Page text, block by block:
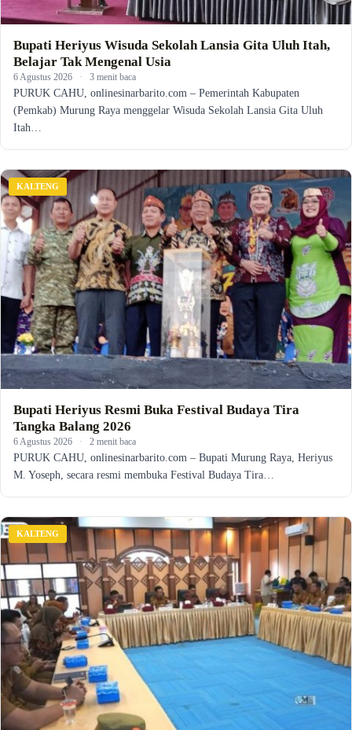
Bupati Heriyus Wisuda Sekolah Lansia Gita Uluh Itah,
Belajar Tak Mengenal Usia
6 Agustus 2026 · 3 menit baca
PURUK CAHU, onlinesinarbarito.com – Pemerintah Kabupaten
(Pemkab) Murung Raya menggelar Wisuda Sekolah Lansia Gita Uluh
Itah…
KALTENG
Bupati Heriyus Resmi Buka Festival Budaya Tira
Tangka Balang 2026
6 Agustus 2026 · 2 menit baca
PURUK CAHU, onlinesinarbarito.com – Bupati Murung Raya, Heriyus
M. Yoseph, secara resmi membuka Festival Budaya Tira…
KALTENG